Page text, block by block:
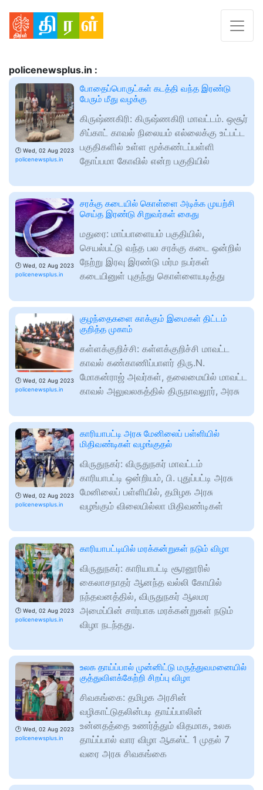
policenewsplus.in :
🕑 Wed, 02 Aug 2023
policenewsplus.in
போதைப்பொருட்கள் கடத்தி வந்த இரண்டு
பேரும் மீது வழக்கு
கிருஷ்ணகிரி: கிருஷ்ணகிரி மாவட்டம். ஒசூர்
சிப்காட் காவல் நிலையம் எல்லைக்கு உட்பட்ட
பகுதிகளில் உள்ள மூக்கண்டப்பள்ளி
தோப்பமா கோவில் என்ற பகுதியில்
🕑 Wed, 02 Aug 2023
policenewsplus.in
சரக்கு கடையில் கொள்ளை அடிக்க முயற்சி
செய்த இரண்டு சிறுவர்கள் கைது
மதுரை: மாப்பாளையம் பகுதியில்,
செயல்பட்டு வந்த பல சரக்கு கடை ஒன்றில்
நேற்று இரவு இரண்டு மர்ம நபர்கள்
கடையினுள் புகுந்து கொள்ளையடித்து
🕑 Wed, 02 Aug 2023
policenewsplus.in
குழந்தைகளை காக்கும் இமைகள் திட்டம்
குறித்த முகாம்
கள்ளக்குறிச்சி: கள்ளக்குறிச்சி மாவட்ட
காவல் கண்காணிப்பாளர் திரு.N.
மோகன்ராஜ் அவர்கள், தலைமையில் மாவட்ட
காவல் அலுவலகத்தில் திருநாவலூர், அரசு
🕑 Wed, 02 Aug 2023
policenewsplus.in
காரியாபட்டி அரசு மேனிலைப் பள்ளியில்
மிதிவண்டிகள் வழங்குதல்
விருதுநகர்: விருதுநகர் மாவட்டம்
காரியாபட்டி ஒன்றியம், பி. புதுப்பட்டி அரசு
மேனிலைப் பள்ளியில், தமிழக அரசு
வழங்கும் விலையில்லா மிதிவண்டிகள்
🕑 Wed, 02 Aug 2023
policenewsplus.in
காரியாபட்டியில் மரக்கன்றுகள் நடும் விழா
விருதுநகர்: காரியாபட்டி சூரனூரில்
கைலாசநாதர் ஆனந்த வல்லி கோயில்
நந்தவனத்தில், விருதுநகர் ஆலமர
அமைப்பின் சார்பாக மரக்கன்றுகள் நடும்
விழா நடந்தது.
🕑 Wed, 02 Aug 2023
policenewsplus.in
உலக தாய்ப்பால் முன்னிட்டு மருத்துவமனையில்
குத்துவிளக்கேற்றி சிறப்பு விழா
சிவகங்கை: தமிழக அரசின்
வழிகாட்டுதலின்படி தாய்ப்பாலின்
உன்னதத்தை உணர்த்தும் விதமாக, உலக
தாய்ப்பால் வார விழா ஆகஸ்ட் 1 முதல் 7
வரை அரசு சிவகங்கை